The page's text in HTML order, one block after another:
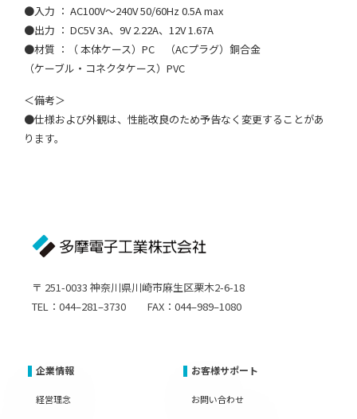
●入力 ： AC100V～240V 50/60Hz 0.5A max
●出力 ： DC5V 3A、9V 2.22A、12V 1.67A
●材質 ：（ 本体ケース）PC （ACプラグ）銅合金
（ケーブル・コネクタケース）PVC
＜備考＞
●仕様および外観は、性能改良のため予告なく変更することがあ
ります。
〒 251-0033 神奈川県川崎市麻生区栗木2-6-18
TEL：044–281–3730 FAX：044–989–1080
企業情報
経営理念
お客様サポート
お問い合わせ